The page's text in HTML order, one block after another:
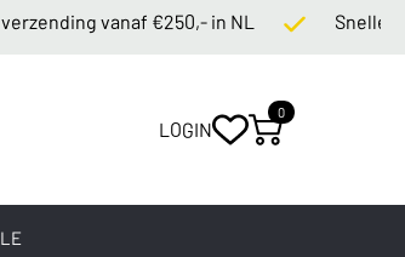
vanaf €250,- in NL Snelle
LOGIN
0